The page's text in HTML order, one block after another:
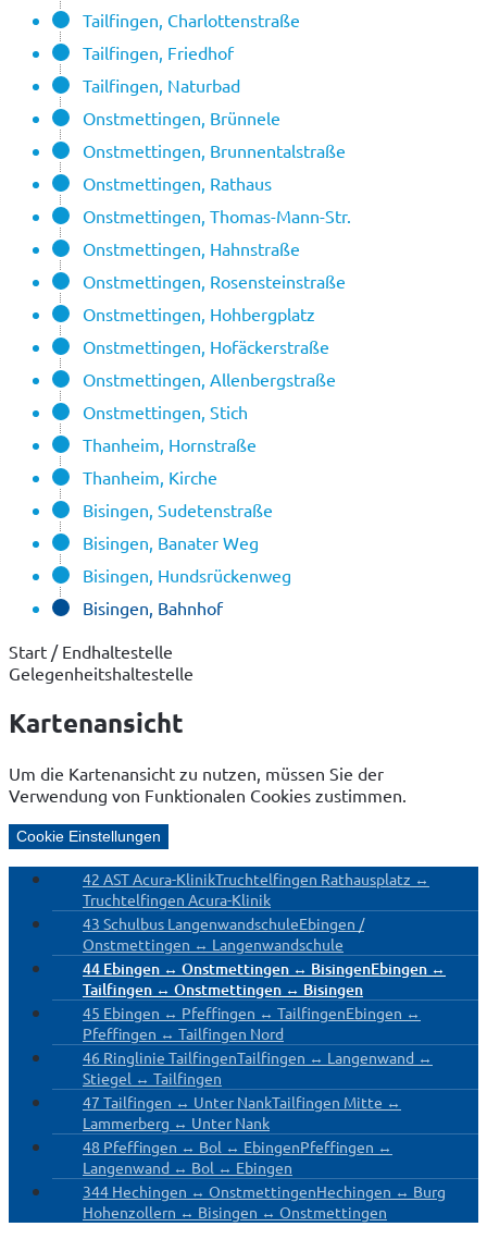
Tailfingen, Charlottenstraße
Tailfingen, Friedhof
Tailfingen, Naturbad
Onstmettingen, Brünnele
Onstmettingen, Brunnentalstraße
Onstmettingen, Rathaus
Onstmettingen, Thomas-Mann-Str.
Onstmettingen, Hahnstraße
Onstmettingen, Rosensteinstraße
Onstmettingen, Hohbergplatz
Onstmettingen, Hofäckerstraße
Onstmettingen, Allenbergstraße
Onstmettingen, Stich
Thanheim, Hornstraße
Thanheim, Kirche
Bisingen, Sudetenstraße
Bisingen, Banater Weg
Bisingen, Hundsrückenweg
Bisingen, Bahnhof
Start / Endhaltestelle
Gelegenheitshaltestelle
Kartenansicht
Um die Kartenansicht zu nutzen, müssen Sie der
Verwendung von Funktionalen Cookies zustimmen.
Cookie Einstellungen
42 AST Acura-KlinikTruchtelfingen Rathausplatz ↔
Truchtelfingen Acura-Klinik
43 Schulbus LangenwandschuleEbingen /
Onstmettingen ↔ Langenwandschule
44 Ebingen ↔ Onstmettingen ↔ BisingenEbingen ↔
Tailfingen ↔ Onstmettingen ↔ Bisingen
45 Ebingen ↔ Pfeffingen ↔ TailfingenEbingen ↔
Pfeffingen ↔ Tailfingen Nord
46 Ringlinie TailfingenTailfingen ↔ Langenwand ↔
Stiegel ↔ Tailfingen
47 Tailfingen ↔ Unter NankTailfingen Mitte ↔
Lammerberg ↔ Unter Nank
48 Pfeffingen ↔ Bol ↔ EbingenPfeffingen ↔
Langenwand ↔ Bol ↔ Ebingen
344 Hechingen ↔ OnstmettingenHechingen ↔ Burg
Hohenzollern ↔ Bisingen ↔ Onstmettingen